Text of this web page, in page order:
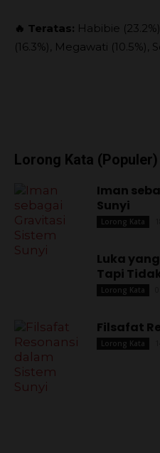
🔥 Teratas: Habibie
(16.3%), Megawati (10.5%),
Lorong Kata (Populer)
Iman
Sunyi
Lorong Kata
Luka
Tapi
Lorong Kata
Filsafat
Lorong Kata